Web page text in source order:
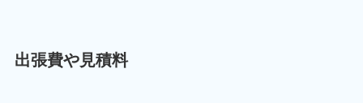
出張費や見積料